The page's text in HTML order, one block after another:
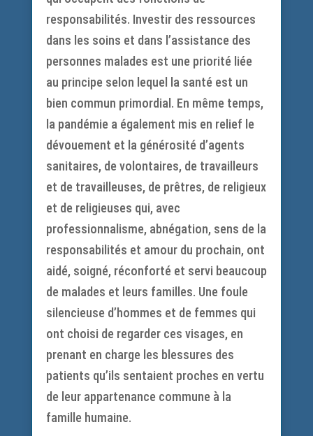
responsabilités. Investir des ressources
dans les soins et dans l’assistance des
personnes malades est une priorité liée
au principe selon lequel la santé est un
bien commun primordial. En même temps,
la pandémie a également mis en relief le
dévouement et la générosité d’agents
sanitaires, de volontaires, de travailleurs
et de travailleuses, de prêtres, de religieux
et de religieuses qui, avec
professionnalisme, abnégation, sens de la
responsabilités et amour du prochain, ont
aidé, soigné, réconforté et servi beaucoup
de malades et leurs familles. Une foule
silencieuse d’hommes et de femmes qui
ont choisi de regarder ces visages, en
prenant en charge les blessures des
patients qu’ils sentaient proches en vertu
de leur appartenance commune à la
famille humaine.